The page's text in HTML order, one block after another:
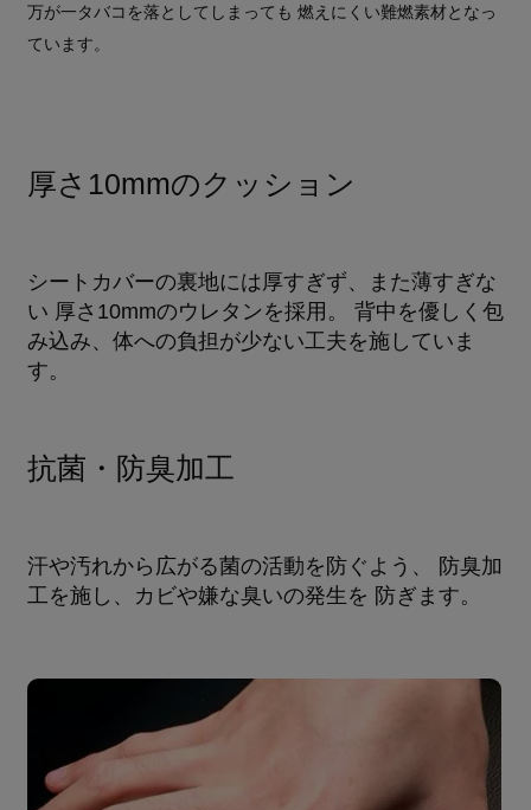
万が一タバコを落としてしまっても 燃えにくい難燃素材となっ
ています。
厚さ10mmのクッション
シートカバーの裏地には厚すぎず、また薄すぎな
い 厚さ10mmのウレタンを採用。 背中を優しく包
み込み、体への負担が少ない工夫を施していま
す。
抗菌・防臭加工
汗や汚れから広がる菌の活動を防ぐよう、 防臭加
工を施し、カビや嫌な臭いの発生を 防ぎます。